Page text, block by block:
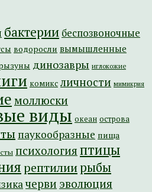
бактерии беспозвоночные
водоросли вымышленные
динозавры иглокожие
комикс личности мимикрия
моллюски
виды океан острова
паукообразные пища
психология птицы
рептилиирыбы
черви эволюция